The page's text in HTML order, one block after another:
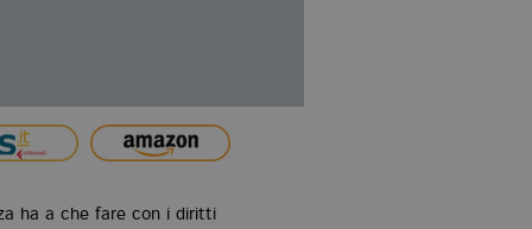
ha a che fare con i diritti